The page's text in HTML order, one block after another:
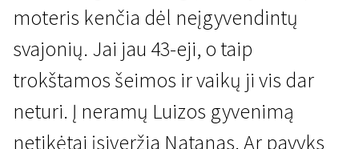
Kertant Europą
Pilis Italijoje
moteris kenčia dėl neįgyvendintų
svajonių. Jai jau 43-eji, o taip
trokštamos šeimos ir vaikų ji vis dar
neturi. Į neramų Luizos gyvenimą
netikėtai įsiveržia Natanas. Ar pavyks